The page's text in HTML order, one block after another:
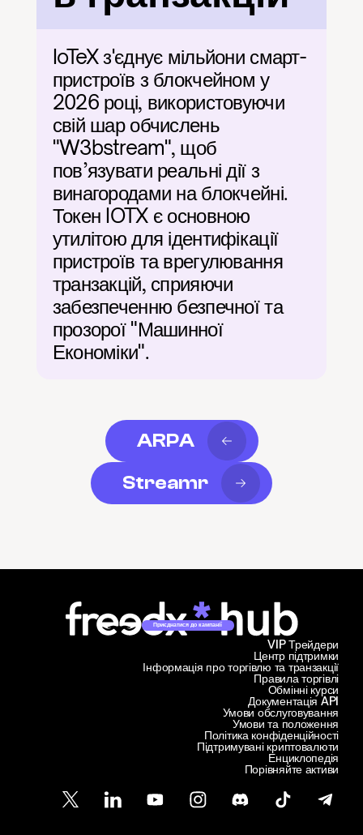
IoTeX з'єднує мільйони смарт-
пристроїв з блокчейном у
2026 році, використовуючи
свій шар обчислень
"W3bstream", щоб
пов’язувати реальні дії з
винагородами на блокчейні.
Токен IOTX є основною
утилітою для ідентифікації
пристроїв та врегулювання
транзакцій, сприяючи
забезпеченню безпечної та
прозорої "Машинної
Економіки".
ARPA
Streamr
Приєднатися до кампанії
Центр підтримки
Інформація про торгівлю та транзакції
VIP Трейдери
Правила торгівлі
Обмінні курси
Документація API
Умови обслуговування
Умови та положення
Політика конфіденційності
Підтримувані криптовалюти
Енциклопедія
Порівняйте активи